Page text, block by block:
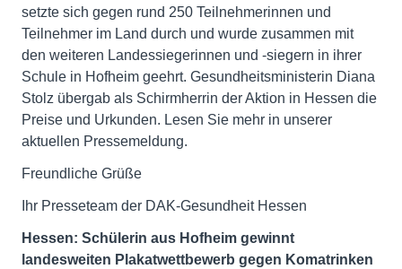
setzte sich gegen rund 250 Teilnehmerinnen und
Teilnehmer im Land durch und wurde zusammen mit
den weiteren Landessiegerinnen und -siegern in ihrer
Schule in Hofheim geehrt. Gesundheitsministerin Diana
Stolz übergab als Schirmherrin der Aktion in Hessen die
Preise und Urkunden. Lesen Sie mehr in unserer
aktuellen Pressemeldung.
Freundliche Grüße
Ihr Presseteam der DAK-Gesundheit Hessen
Hessen: Schülerin aus Hofheim gewinnt
landesweiten Plakatwettbewerb gegen Komatrinken